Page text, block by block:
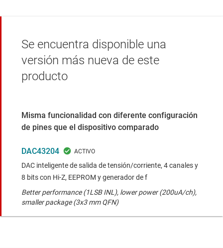
Se encuentra disponible una
versión más nueva de este
producto
Misma funcionalidad con diferente configuración
de pines que el dispositivo comparado
DAC43204
DAC inteligente de salida de tensión/corriente, 4 canales y
8 bits con Hi-Z, EEPROM y generador de f
Better performance (1LSB INL), lower power (200uA/ch),
smaller package (3x3 mm QFN)